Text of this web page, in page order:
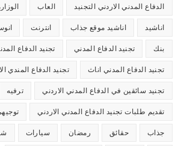
الدفاع المدني الاردني التجنيد العاب
اناشيد اناشيد موقع جذاب انترنت
بنك تجنيد الدفاع المدني تجنيد الدفاع المدني
تجنيد الدفاع المدني اناث تجنيد الدفاع المندي
تجنيد سائقين في الدفاع المدني الاردني ترفيه
تقديم طلبات تجنيد الدفاع المدني الاردني
جذاب حقائق رمضان سيارات